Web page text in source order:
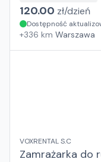
120.00 zł/dzień
Dostępność
+336 km Warszawa
VOXRENTAL S.C
Zamrażarka do